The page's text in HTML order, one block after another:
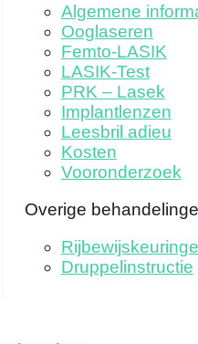
Algemene
Ooglaseren
Femto-LASIK
LASIK-Test
PRK – Lasek
Implantlenzen
Leesbril adieu
Kosten
Vooronderzoek
Overige
Druppelinstructie